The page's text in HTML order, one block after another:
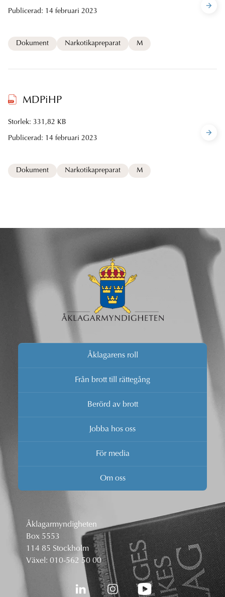
Publicerad: 14 februari 2023
Dokument Narkotikapreparat M
MDPiHP
Storlek: 331,82 KB
Publicerad: 14 februari 2023
Dokument Narkotikapreparat M
Åklagarens roll
Från brott till rättegång
Berörd av brott
Jobba hos oss
För media
Om oss
Åklagarmyndigheten
Box 5553
114 85 Stockholm
Växel: 010-562 50 00